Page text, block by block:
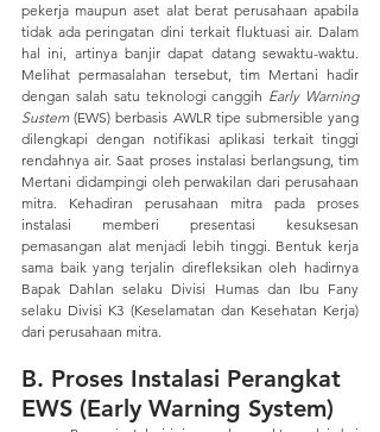
pekerja maupun aset alat berat perusahaan apabila
tidak ada peringatan dini terkait fluktuasi air. Dalam
hal ini, artinya banjir dapat datang sewaktu-waktu.
Melihat permasalahan tersebut, tim Mertani hadir
dengan salah satu teknologi canggih Early Warning
Sustem (EWS) berbasis AWLR tipe submersible yang
dilengkapi dengan notifikasi aplikasi terkait tinggi
rendahnya air. Saat proses instalasi berlangsung, tim
Mertani didampingi oleh perwakilan dari perusahaan
mitra. Kehadiran perusahaan mitra pada proses
instalasi memberi presentasi kesuksesan
pemasangan alat menjadi lebih tinggi. Bentuk kerja
sama baik yang terjalin direfleksikan oleh hadirnya
Bapak Dahlan selaku Divisi Humas dan Ibu Fany
selaku Divisi K3 (Keselamatan dan Kesehatan Kerja)
dari perusahaan mitra.
B. Proses Instalasi Perangkat
EWS (Early Warning System)